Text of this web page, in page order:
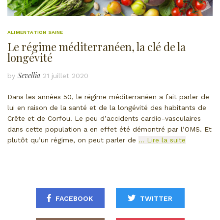
ALIMENTATION SAINE
Le régime méditerranéen, la clé de la
longévité
by Sevellia 21 juillet 2020
Dans les années 50, le régime méditerranéen a fait parler de
lui en raison de la santé et de la longévité des habitants de
Crête et de Corfou. Le peu d’accidents cardio-vasculaires
dans cette population a en effet été démontré par l’OMS. Et
plutôt qu’un régime, on peut parler de … Lire la suite
FACEBOOK TWITTER